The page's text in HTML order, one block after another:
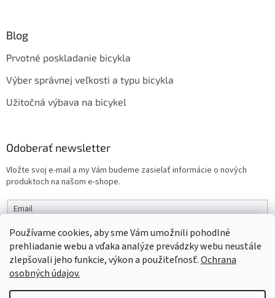
Používame cookies, aby sme Vám umožnili pohodlné
prehliadanie webu a vďaka analýze prevádzky webu neustále
zlepšovali jeho funkcie, výkon a použiteľnosť.Ochrana
osobných údajov.
Blog
Prvotné poskladanie bicykla
Výber správnej veľkosti a typu bicykla
Užitočná výbava na bicykel
Odoberať newsletter
Vložte svoj e-mail a my Vám budeme zasielať informácie o nových
produktoch na našom e-shope.
Email
PRIHLÁSIŤ SA